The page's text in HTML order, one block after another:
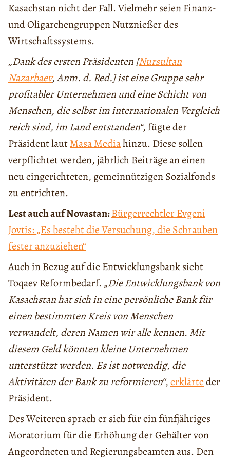
Kasachstan nicht der Fall. Vielmehr seien Finanz-
und Oligarchengruppen Nutznießer des
Wirtschaftssystems.
„Dank des ersten Präsidenten [Nursultan
Nazarbaev, Anm. d. Red.] ist eine Gruppe sehr
profitabler Unternehmen und eine Schicht von
Menschen, die selbst im internationalen Vergleich
reich sind, im Land entstanden“, fügte der
Präsident lautMasa Mediahinzu. Diese sollen
verpflichtet werden, jährlich Beiträge an einen
neu eingerichteten, gemeinnützigen Sozialfonds
zu entrichten.
Lest auch auf Novastan:Bürgerrechtler Evgeni
Jovtis: „Es besteht die Versuchung, die Schrauben
fester anzuziehen“
Auch in Bezug auf die Entwicklungsbank sieht
Toqaev Reformbedarf. „Die Entwicklungsbank von
Kasachstan hat sich in eine persönliche Bank für
einen bestimmten Kreis von Menschen
verwandelt, deren Namen wir alle kennen. Mit
diesem Geld könnten kleine Unternehmen
unterstützt werden. Es ist notwendig, die
Aktivitäten der Bank zu reformieren“,erklärteder
Präsident.
Des Weiteren sprach er sich für ein fünfjähriges
Moratorium für die Erhöhung der Gehälter von
Angeordneten und Regierungsbeamten aus. Den